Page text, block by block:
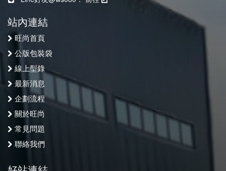
站內連結
旺尚首頁
公版包裝袋
線上型錄
最新消息
企劃流程
關於旺尚
常見問題
聯絡我們